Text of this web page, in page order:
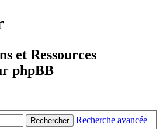
et Ressources
phpBB
Rechercher Recherche avancée